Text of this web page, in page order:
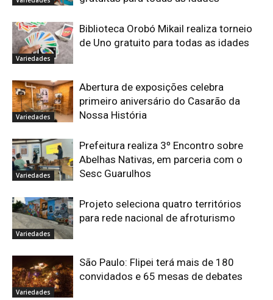
Variedades
Biblioteca Orobó Mikail realiza torneio
de Uno gratuito para todas as idades
Variedades
Abertura de exposições celebra
primeiro aniversário do Casarão da
Nossa História
Variedades
Prefeitura realiza 3º Encontro sobre
Abelhas Nativas, em parceria com o
Sesc Guarulhos
Variedades
Projeto seleciona quatro territórios
para rede nacional de afroturismo
Variedades
São Paulo: Flipei terá mais de 180
convidados e 65 mesas de debates